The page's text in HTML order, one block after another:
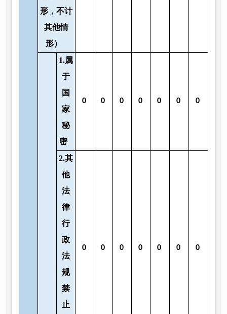
形，不计
其他情
形）
1.属
于
国
家
秘
密
0 0 0 0 0 0 0
2.其
他
法
律
行
政
法
规
禁
止
0 0 0 0 0 0 0